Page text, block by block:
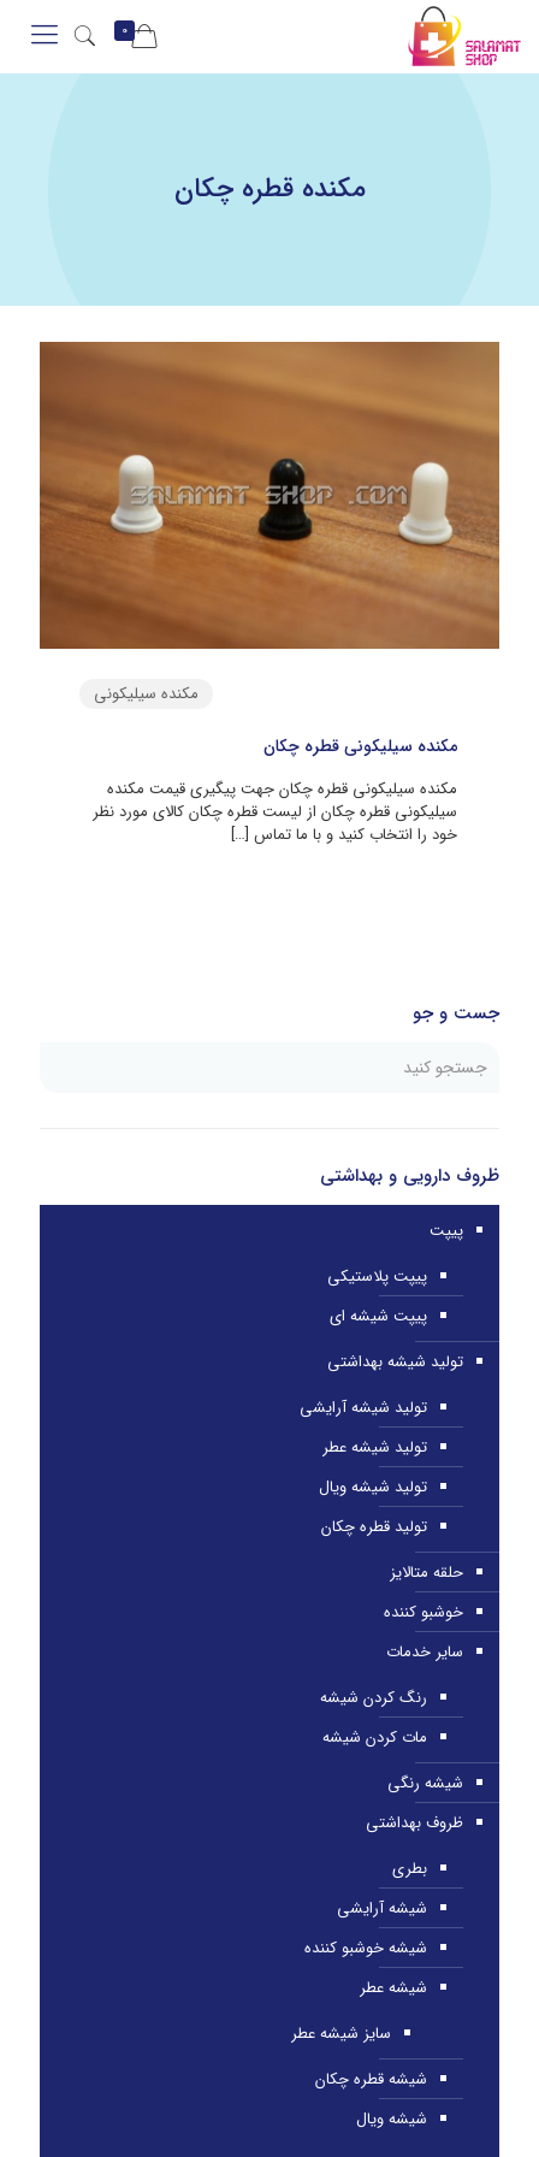
0
مکنده قطره چکان
مکنده سیلیکونی
مکنده سیلیکونی قطره چکان
مکنده سیلیکونی قطره چکان جهت پیگیری قیمت مکنده
سیلیکونی قطره چکان از لیست قطره چکان کالای مورد نظر
خود را انتخاب کنید و با ما تماس […]
جست و جو
ظروف دارویی و بهداشتی
پیپت
پیپت پلاستیکی
پیپت شیشه ای
تولید شیشه بهداشتی
تولید شیشه آرایشی
تولید شیشه عطر
تولید شیشه ویال
تولید قطره چکان
حلقه متالایز
خوشبو کننده
سایر خدمات
رنگ کردن شیشه
مات کردن شیشه
شیشه رنگی
ظروف بهداشتی
بطری
شیشه آرایشی
شیشه خوشبو کننده
شیشه عطر
سایز شیشه عطر
شیشه قطره چکان
شیشه ویال